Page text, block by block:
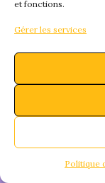
et fonctions.
Gérer les services
Politique